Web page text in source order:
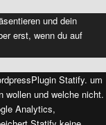
und dein
erst, wenn du auf
Statify. um
wollen und welche nicht.
Analytics,